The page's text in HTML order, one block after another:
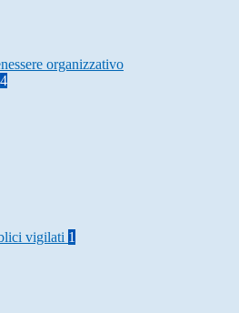
organizzativo
4
vigilati 1